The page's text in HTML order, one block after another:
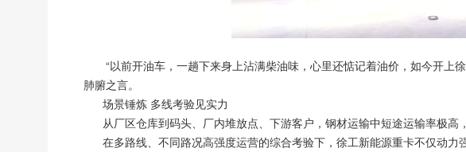
“以前开油车，一趟下来身上沾满柴油味，心里还惦记着油价，如今开
肺腑之言。
场景锤炼 多线考验见实力
从厂区仓库到码头、厂内堆放点、下游客户，钢材运输中短途运输率极高
在多路线、不同路况高强度运营的综合考验下，徐工新能源重卡不仅动力